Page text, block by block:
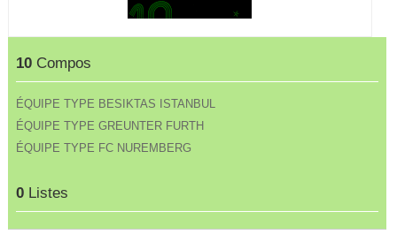
10 Compos
ÉQUIPE TYPE BESIKTAS ISTANBUL
ÉQUIPE TYPE GREUNTER FURTH
ÉQUIPE TYPE FC NUREMBERG
0 Listes